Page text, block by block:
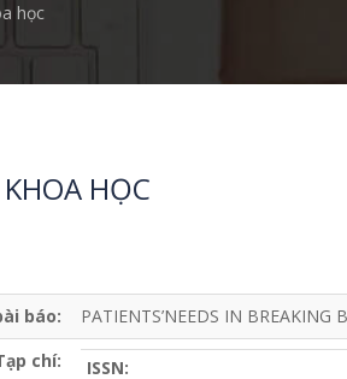
học
HỌC
báo:
PATIENTS’NEEDS IN BREAKING
chí:
ISSN: